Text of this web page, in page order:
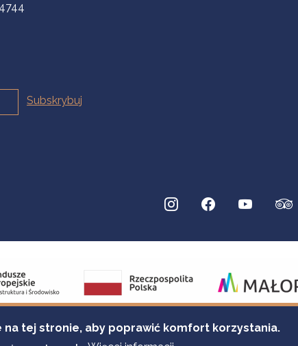
na tej stronie, aby poprawić komfort korzystania.